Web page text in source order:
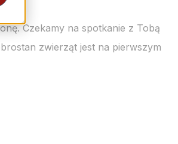
Czekamy na spotkanie z Tobą
zwierząt jest na pierwszym